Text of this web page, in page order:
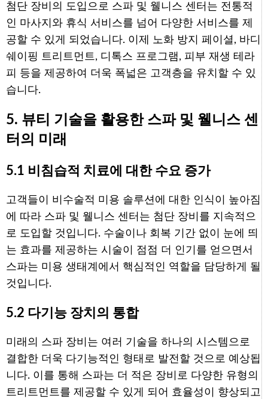
첨단 장비의 도입으로 스파 및 웰니스 센터는 전통적
인 마사지와 휴식 서비스를 넘어 다양한 서비스를 제
공할 수 있게 되었습니다. 이제 노화 방지 페이셜, 바디
쉐이핑 트리트먼트, 디톡스 프로그램, 피부 재생 테라
피 등을 제공하여 더욱 폭넓은 고객층을 유치할 수 있
습니다.
5. 뷰티 기술을 활용한 스파 및 웰니스 센
터의 미래
5.1 비침습적 치료에 대한 수요 증가
고객들이 비수술적 미용 솔루션에 대한 인식이 높아짐
에 따라 스파 및 웰니스 센터는 첨단 장비를 지속적으
로 도입할 것입니다. 수술이나 회복 기간 없이 눈에 띄
는 효과를 제공하는 시술이 점점 더 인기를 얻으면서
스파는 미용 생태계에서 핵심적인 역할을 담당하게 될
것입니다.
5.2 다기능 장치의 통합
미래의 스파 장비는 여러 기술을 하나의 시스템으로
결합한 더욱 다기능적인 형태로 발전할 것으로 예상됩
니다. 이를 통해 스파는 더 적은 장비로 다양한 유형의
트리트먼트를 제공할 수 있게 되어 효율성이 향상되고